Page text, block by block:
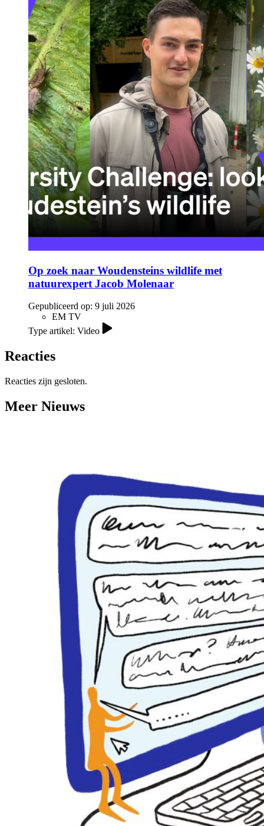
Op zoek naar Woudensteins wildlife met
natuurexpert Jacob Molenaar
Gepubliceerd op: 9 juli 2026
EM TV
Type artikel: Video
Reacties
Reacties zijn gesloten.
Meer Nieuws